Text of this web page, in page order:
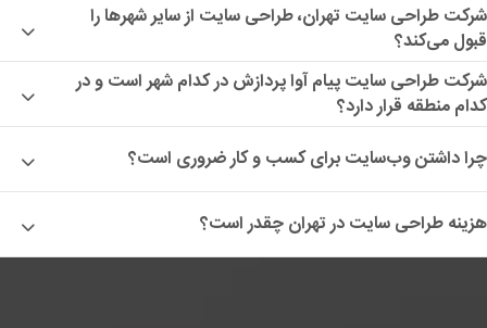
شرکت طراحی سایت تهران، طراحی سایت از سایر شهرها را
قبول می‌کند؟
شرکت طراحی سایت پیام آوا پردازش در کدام شهر است و در
کدام منطقه قرار دارد؟
چرا داشتن وب‌سایت برای کسب و کار ضروری است؟
هزینه طراحی سایت در تهران چقدر است؟